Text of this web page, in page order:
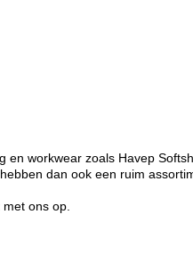
workwear zoals Havep
dan ook een ruim
met ons op.